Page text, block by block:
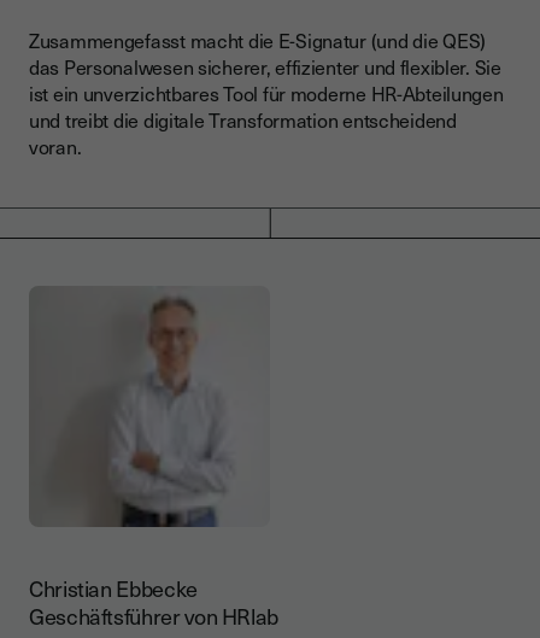
Zusammengefasst macht die E-Signatur (und die QES)
das Personalwesen sicherer, effizienter und flexibler. Sie
ist ein unverzichtbares Tool für moderne HR-Abteilungen
und treibt die digitale Transformation entscheidend
voran.
Christian Ebbecke
Geschäftsführer von HRlab